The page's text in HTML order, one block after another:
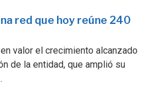
red que hoy reúne 240
valor el crecimiento alcanzado
de la entidad, que amplió su